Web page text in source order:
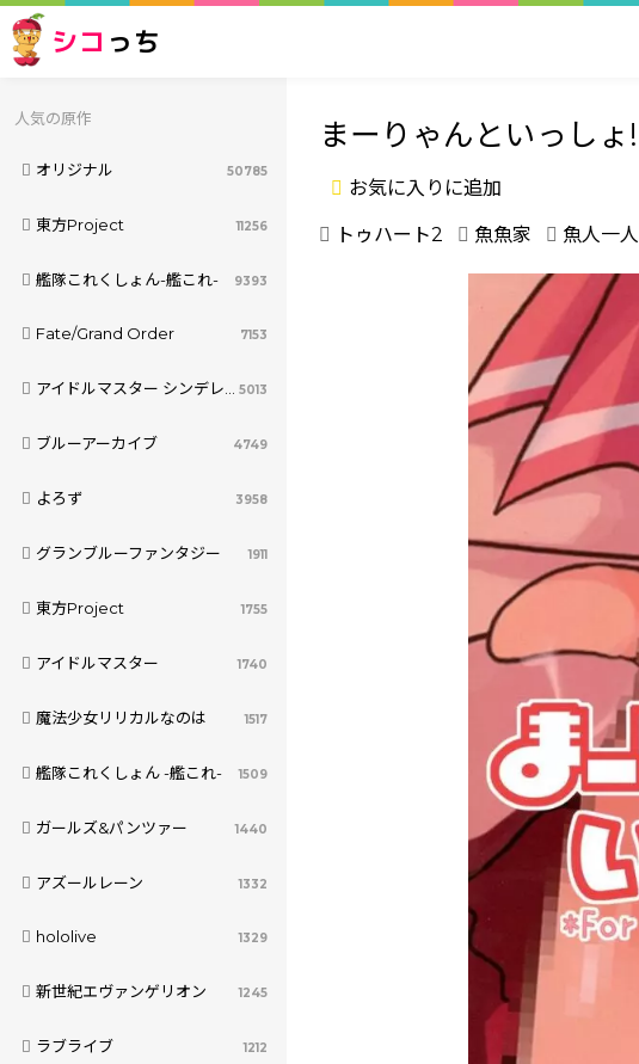
シコ っち
人気の原作
オリジナル 50785
東方Project 11256
艦隊これくしょん-艦これ- 9393
Fate/Grand Order 7153
アイドルマスター シンデレラガールズ 5013
ブルーアーカイブ 4749
よろず 3958
グランブルーファンタジー 1911
東方Project 1755
アイドルマスター 1740
魔法少女リリカルなのは 1517
艦隊これくしょん -艦これ- 1509
ガールズ&パンツァー 1440
アズールレーン 1332
hololive 1329
新世紀エヴァンゲリオン 1245
ラブライブ 1212
まーりゃんといっしょ!
お気に入りに追加
トゥハート2 魚魚家 魚人一人